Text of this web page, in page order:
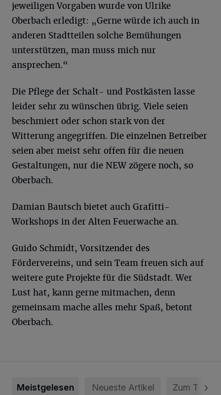
jeweiligen Vorgaben wurde von Ulrike
Oberbach erledigt: „Gerne würde ich auch in
anderen Stadtteilen solche Bemühungen
unterstützen, man muss mich nur
ansprechen.“
Die Pflege der Schalt- und Postkästen lasse
leider sehr zu wünschen übrig. Viele seien
beschmiert oder schon stark von der
Witterung angegriffen. Die einzelnen Betreiber
seien aber meist sehr offen für die neuen
Gestaltungen, nur die NEW zögere noch, so
Oberbach.
Damian Bautsch bietet auch Grafitti-
Workshops in der Alten Feuerwache an.
Guido Schmidt, Vorsitzender des
Fördervereins, und sein Team freuen sich auf
weitere gute Projekte für die Südstadt. Wer
Lust hat, kann gerne mitmachen, denn
gemeinsam mache alles mehr Spaß, betont
Oberbach.
Meistgelesen Neueste Artikel Zum Thema